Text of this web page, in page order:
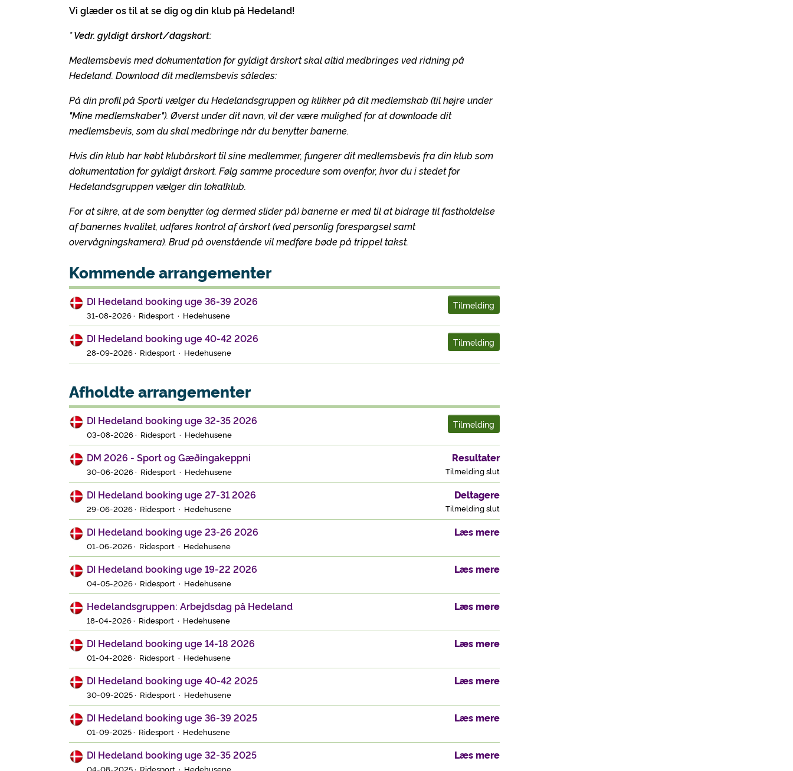
Vi glæder os til at se dig og din klub på Hedeland!
* Vedr. gyldigt årskort/dagskort:
Medlemsbevis med dokumentation for gyldigt årskort skal altid medbringes ved ridning på
Hedeland. Download dit medlemsbevis således:
På din profil på Sporti vælger du Hedelandsgruppen og klikker på dit medlemskab (til højre under
"Mine medlemskaber"). Øverst under dit navn, vil der være mulighed for at downloade dit
medlemsbevis, som du skal medbringe når du benytter banerne.
Hvis din klub har købt klubårskort til sine medlemmer, fungerer dit medlemsbevis fra din klub som
dokumentation for gyldigt årskort. Følg samme procedure som ovenfor, hvor du i stedet for
Hedelandsgruppen vælger din lokalklub.
For at sikre, at de som benytter (og dermed slider på) banerne er med til at bidrage til fastholdelse
af banernes kvalitet, udføres kontrol af årskort (ved personlig forespørgsel samt
overvågningskamera). Brud på ovenstående vil medføre bøde på trippel takst.
Kommende arrangementer
DI Hedeland booking uge 36-39 2026
31-08-2026 · Ridesport · Hedehusene
Tilmelding
DI Hedeland booking uge 40-42 2026
28-09-2026 · Ridesport · Hedehusene
Tilmelding
Afholdte arrangementer
DI Hedeland booking uge 32-35 2026
03-08-2026 · Ridesport · Hedehusene
Tilmelding
DM 2026 - Sport og Gæðingakeppni
30-06-2026 · Ridesport · Hedehusene
Resultater
Tilmelding slut
DI Hedeland booking uge 27-31 2026
29-06-2026 · Ridesport · Hedehusene
Deltagere
Tilmelding slut
DI Hedeland booking uge 23-26 2026
01-06-2026 · Ridesport · Hedehusene
Læs mere
DI Hedeland booking uge 19-22 2026
04-05-2026 · Ridesport · Hedehusene
Læs mere
Hedelandsgruppen: Arbejdsdag på Hedeland
18-04-2026 · Ridesport · Hedehusene
Læs mere
DI Hedeland booking uge 14-18 2026
01-04-2026 · Ridesport · Hedehusene
Læs mere
DI Hedeland booking uge 40-42 2025
30-09-2025 · Ridesport · Hedehusene
Læs mere
DI Hedeland booking uge 36-39 2025
01-09-2025 · Ridesport · Hedehusene
Læs mere
DI Hedeland booking uge 32-35 2025
04-08-2025 · Ridesport · Hedehusene
Læs mere